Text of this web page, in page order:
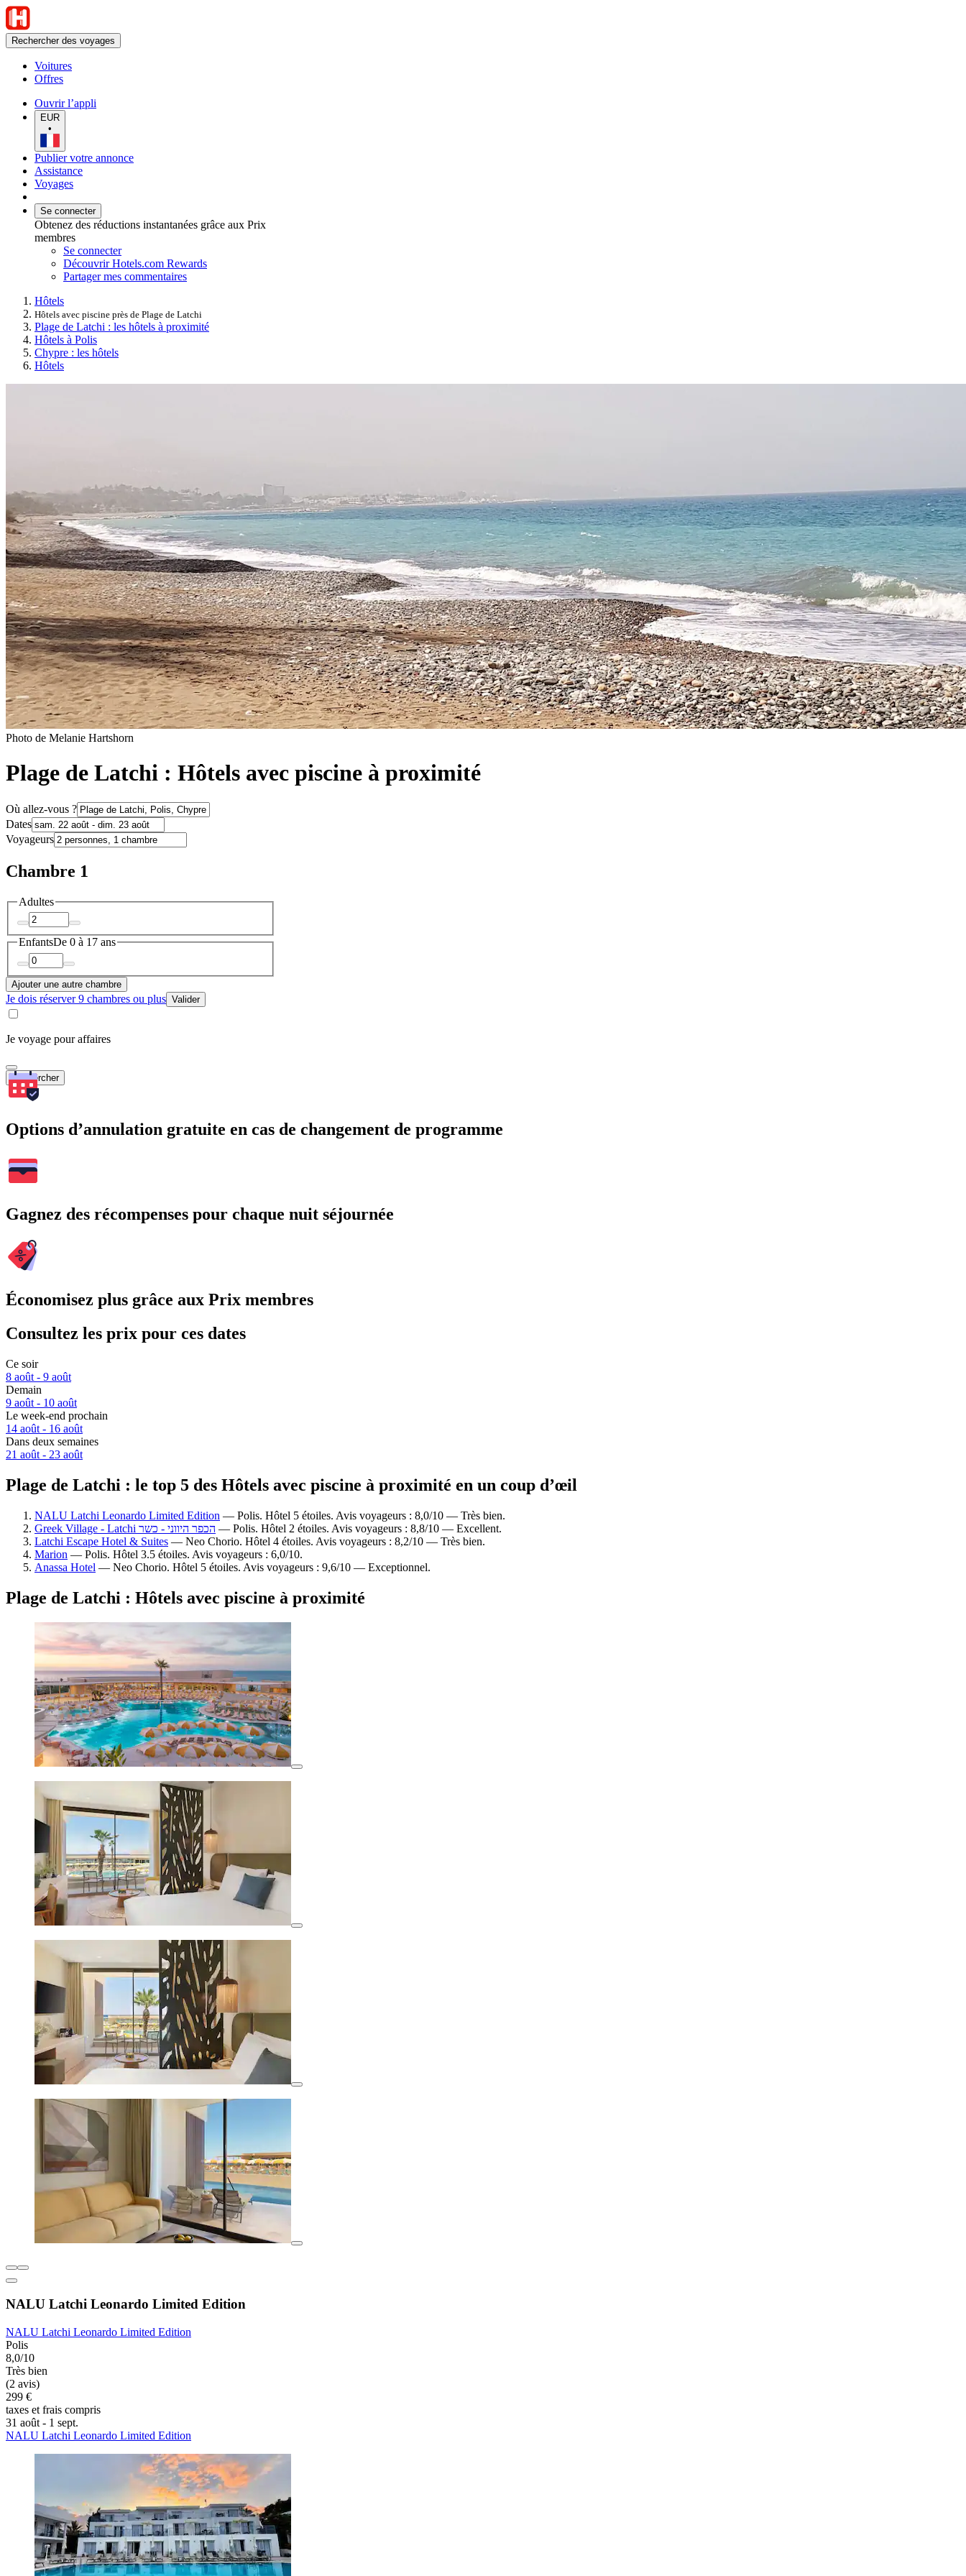
Rechercher des voyages
Voitures
Offres
Ouvrir l’appli
EUR
•
Publier votre annonce
Assistance
Voyages
Se connecter
Obtenez des réductions instantanées grâce aux Prix
membres
Se connecter
Découvrir Hotels.com Rewards
Partager mes commentaires
Hôtels
Hôtels avec piscine près de Plage de Latchi
Plage de Latchi : les hôtels à proximité
Hôtels à Polis
Chypre : les hôtels
Hôtels
Photo de Melanie Hartshorn
Plage de Latchi : Hôtels avec piscine à proximité
Où allez-vous ?
Dates
Voyageurs
Chambre 1
Adultes
EnfantsDe 0 à 17 ans
Ajouter une autre chambre
Je dois réserver 9 chambres ou plus Valider
Je voyage pour affaires
Rechercher
Options d’annulation gratuite en cas de changement de programme
Gagnez des récompenses pour chaque nuit séjournée
Économisez plus grâce aux Prix membres
Consultez les prix pour ces dates
Ce soir
8 août - 9 août
Demain
9 août - 10 août
Le week-end prochain
14 août - 16 août
Dans deux semaines
21 août - 23 août
Plage de Latchi : le top 5 des Hôtels avec piscine à proximité en un coup d’œil
NALU Latchi Leonardo Limited Edition — Polis. Hôtel 5 étoiles. Avis voyageurs : 8,0/10 — Très bien.
Greek Village - Latchi הכפר היווני - כשר — Polis. Hôtel 2 étoiles. Avis voyageurs : 8,8/10 — Excellent.
Latchi Escape Hotel & Suites — Neo Chorio. Hôtel 4 étoiles. Avis voyageurs : 8,2/10 — Très bien.
Marion — Polis. Hôtel 3.5 étoiles. Avis voyageurs : 6,0/10.
Anassa Hotel — Neo Chorio. Hôtel 5 étoiles. Avis voyageurs : 9,6/10 — Exceptionnel.
Plage de Latchi : Hôtels avec piscine à proximité
NALU Latchi Leonardo Limited Edition
NALU Latchi Leonardo Limited Edition
Polis
8,0/10
Très bien
(2 avis)
299 €
taxes et frais compris
31 août - 1 sept.
NALU Latchi Leonardo Limited Edition